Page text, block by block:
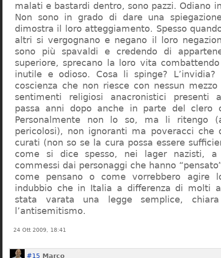
malati e bastardi dentro, sono pazzi. Odiano
Non sono in grado di dare una
dimostra il loro atteggiamento. Spesso
altri si vergognano e negano il loro
sono più spavaldi e credendo di
superiore, sprecano la loro vita
inutile e odioso. Cosa li spinge?
coscienza che non riesce con nessun
sentimenti religiosi anacronistici presenti
passa anni dopo anche in parte del clero
Personalmente non lo so, ma li ritengo
pericolosi), non ignoranti ma poveracci che
curati (non so se la cura possa essere
come si dice spesso, nei lager nazisti,
commessi dai personaggi che hanno
come pensano o come vorrebbero agire
indubbio che in Italia a differenza di molti
stata varata una legge semplice,
l’antisemitismo.
24 Ott 2009, 18:41
#15 Marco